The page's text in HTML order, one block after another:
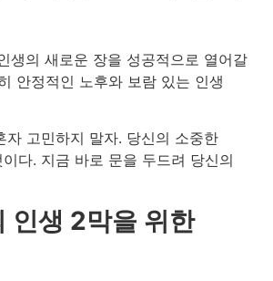
생의 새로운 장을 성공적으로 열어갈
안정적인 노후와 보람 있는 인생
고민하지 말자. 당신의 소중한
다. 지금 바로 문을 두드려 당신의
인생 2막을 위한